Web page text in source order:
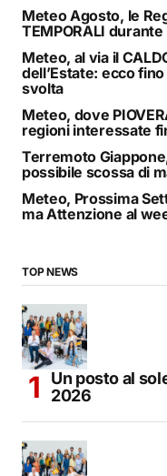
Meteo Agosto, le
TEMPORALI
Meteo, al via il
dell’Estate: ecco
svolta
Meteo, dove
regioni interessate
Terremoto
possibile scossa di
Meteo, Prossima
ma Attenzione al
TOP NEWS
Un posto al
2026